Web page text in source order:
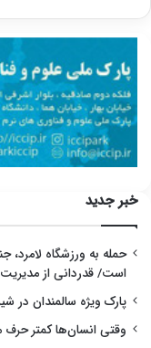
خبر جدید
حمله به ورزشگاه لامرد،
است/ قدردانی از
پارک ویژه سالمندان در
وقتی انسان‌ها کمتر حرف